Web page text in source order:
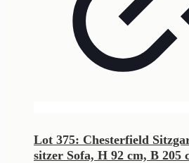
Lot 375: Chesterfield
sitzer Sofa, H 92 cm, B 205